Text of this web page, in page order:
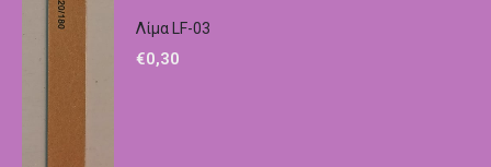
Λίμα LF-03
€0,30